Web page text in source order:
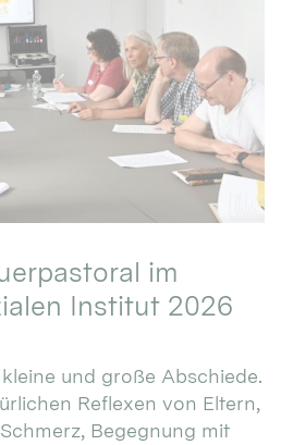
im
Institut 2026
und große Abschiede.
Reflexen von Eltern,
Begegnung mit